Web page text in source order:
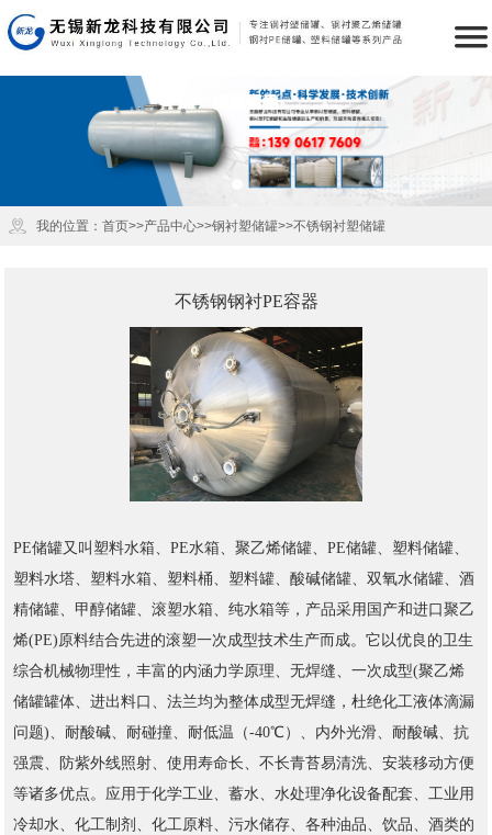

首页
公司简介
产品中心
新闻资讯
储罐技术
荣誉资质
储罐下载
成功案例
销售网络
联系我们
我的位置： 首页>>产品中心>>钢衬塑储罐>>不锈钢衬塑储罐
不锈钢钢衬PE容器
PE储罐又叫塑料水箱、PE水箱、聚乙烯储罐、PE储罐、 塑料储罐、
塑料水塔、塑料水箱、塑料桶、塑料罐、酸碱储罐、双氧水储罐、酒
精储罐、甲醇储罐、滚塑水箱、纯水箱等，产品采用国产和进口聚乙
烯(PE)原料结合先进的滚塑一次成型技术生产而成。它以优良的卫生
综合机械物理性，丰富的内涵力学原理、无焊缝、一次成型(聚乙烯
储罐罐体、进出料口、法兰均为整体成型无焊缝，杜绝化工液体滴漏
问题)、耐酸碱、耐碰撞、耐低温（-40℃）、内外光滑、耐酸碱、抗
强震、防紫外线照射、使用寿命长、不长青苔易清洗、安装移动方便
等诸多优点。应用于化学工业、蓄水、水处理净化设备配套、工业用
冷却水、化工制剂、化工原料、污水储存、各种油品、饮品、酒类的